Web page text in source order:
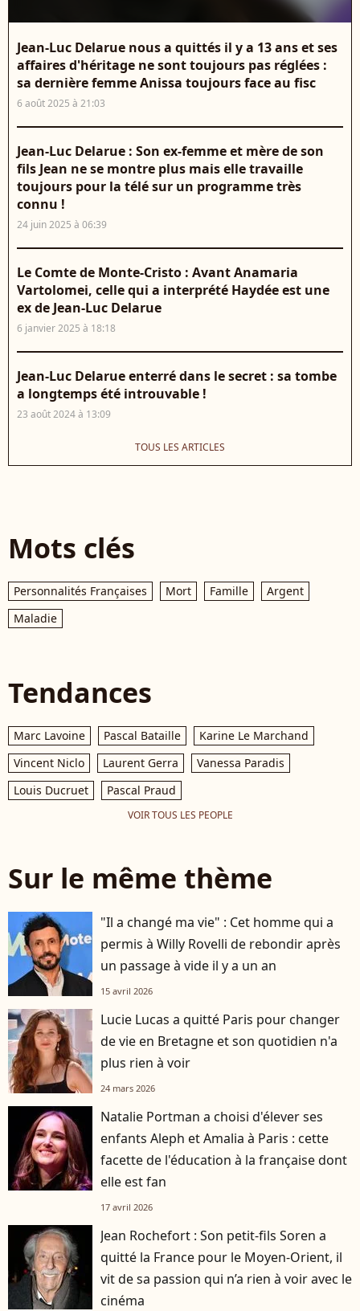
Jean-Luc Delarue nous a quittés il y a 13 ans et ses
affaires d'héritage ne sont toujours pas réglées :
sa dernière femme Anissa toujours face au fisc
6 août 2025 à 21:03
Jean-Luc Delarue : Son ex-femme et mère de son
fils Jean ne se montre plus mais elle travaille
toujours pour la télé sur un programme très
connu !
24 juin 2025 à 06:39
Le Comte de Monte-Cristo : Avant Anamaria
Vartolomei, celle qui a interprété Haydée est une
ex de Jean-Luc Delarue
6 janvier 2025 à 18:18
Jean-Luc Delarue enterré dans le secret : sa tombe
a longtemps été introuvable !
23 août 2024 à 13:09
TOUS LES ARTICLES
Mots clés
Personnalités Françaises Mort Famille
Argent
Maladie
Tendances
Marc Lavoine Pascal Bataille
Karine Le Marchand
Vincent Niclo
Laurent Gerra
Vanessa Paradis
Louis Ducruet
Pascal Praud
VOIR TOUS LES PEOPLE
Sur le même thème
"Il a changé ma vie" : Cet homme qui a
permis à Willy Rovelli de rebondir après
un passage à vide il y a un an
15 avril 2026
Lucie Lucas a quitté Paris pour changer
de vie en Bretagne et son quotidien n'a
plus rien à voir
24 mars 2026
Natalie Portman a choisi d'élever ses
enfants Aleph et Amalia à Paris : cette
facette de l'éducation à la française dont
elle est fan
17 avril 2026
Jean Rochefort : Son petit-fils Soren a
quitté la France pour le Moyen-Orient, il
vit de sa passion qui n’a rien à voir avec le
cinéma